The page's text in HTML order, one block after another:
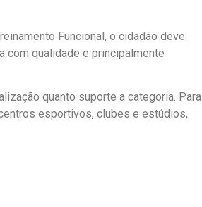
Funcional, o cidadão deve
com qualidade e principalmente
quanto suporte a categoria. Para
esportivos, clubes e estúdios,